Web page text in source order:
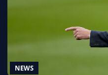
NEWS